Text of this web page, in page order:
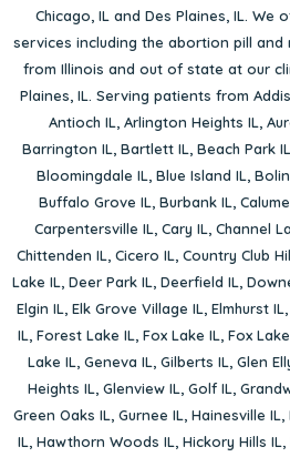
Chicago, IL and Des Plaines, IL. We
services including the abortion pill and
from Illinois and out of state at our
Plaines, IL. Serving patients from
Antioch IL, Arlington Heights IL,
Barrington IL, Bartlett IL, Beach Park IL
Bloomingdale IL, Blue Island IL,
Buffalo Grove IL, Burbank IL,
Carpentersville IL, Cary IL, Channel
Chittenden IL, Cicero IL, Country Club
Lake IL, Deer Park IL, Deerfield IL,
Elgin IL, Elk Grove Village IL, Elmhurst IL,
IL, Forest Lake IL, Fox Lake IL, Fox
Lake IL, Geneva IL, Gilberts IL, Glen
Heights IL, Glenview IL, Golf IL,
Green Oaks IL, Gurnee IL, Hainesville IL,
IL, Hawthorn Woods IL, Hickory Hills IL,